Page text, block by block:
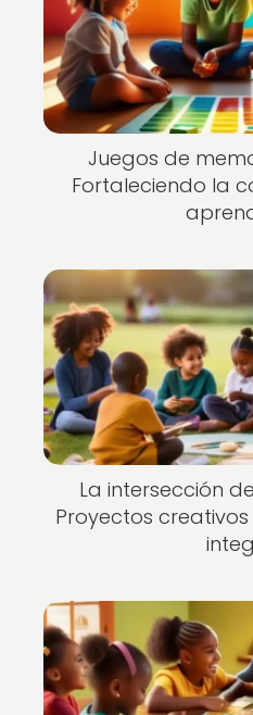
Juegos de
Fortaleciendo la
La intersección
Proyectos